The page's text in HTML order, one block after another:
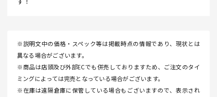
※説明文中の価格・スペック等は掲載時点の情報であり、現状とは
異なる場合がございます。
※商品は店頭及び外部ECでも併売しておりますため、ご注文のタイ
ミングによっては完売となっている場合がございます。
※在庫は遠隔倉庫に保管している場合もございますので、表示され